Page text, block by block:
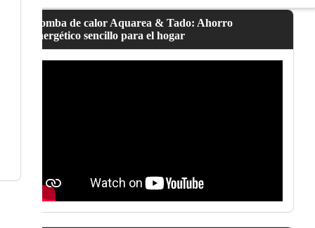
Bomba de calor Aquarea & Tado: Ahorro
energético sencillo para el hogar